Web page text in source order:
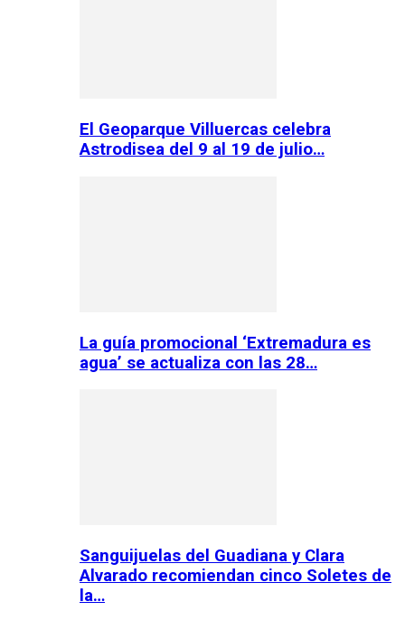
El Geoparque Villuercas celebra
Astrodisea del 9 al 19 de julio…
La guía promocional ‘Extremadura es
agua’ se actualiza con las 28…
Sanguijuelas del Guadiana y Clara
Alvarado recomiendan cinco Soletes de
la…